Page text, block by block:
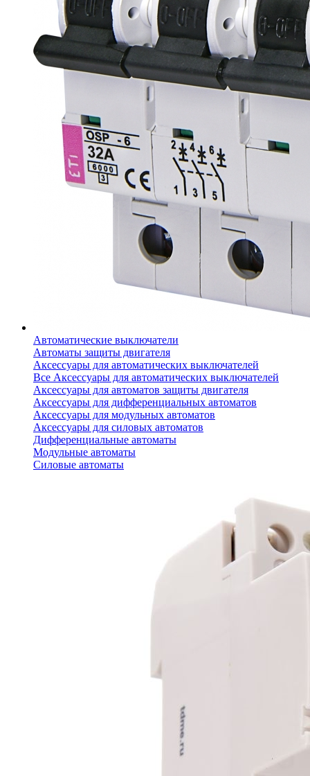
Автоматические выключатели
Автоматы защиты двигателя
Аксессуары для автоматических выключателей
Все Аксессуары для автоматических выключателей
Аксессуары для автоматов защиты двигателя
Аксессуары для дифференциальных автоматов
Аксессуары для модульных автоматов
Аксессуары для силовых автоматов
Дифференциальные автоматы
Модульные автоматы
Силовые автоматы